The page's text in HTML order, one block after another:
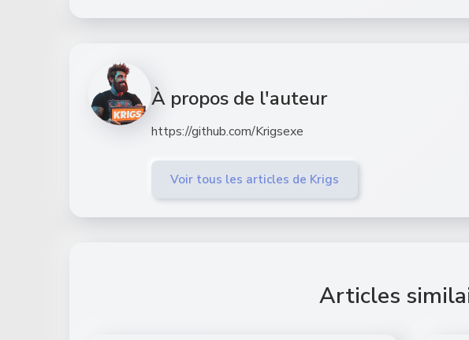
À propos de l'auteur
https://github.com/Krigsexe
Voir tous les articles de Krigs
Articles